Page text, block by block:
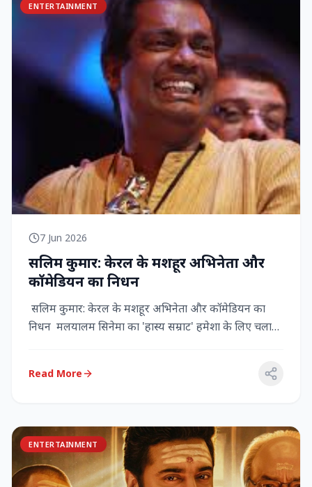
ENTERTAINMENT
7 Jun 2026
सलिम कुमार: केरल के मशहूर अभिनेता और
कॉमेडियन का निधन
सलिम कुमार: केरल के मशहूर अभिनेता और कॉमेडियन का
निधन मलयालम सिनेमा का 'हास्य सम्राट' हमेशा के लिए चला
Read More
ENTERTAINMENT